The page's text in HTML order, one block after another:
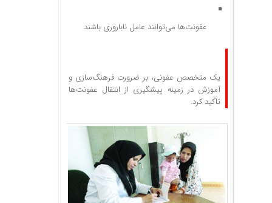
عفونت‌ها می‌توانند عامل ناباروری باشند
یک متخصص عفونی، بر ضرورت فرهنگ‌سازی و
آموزش در زمینه پیشگیری از انتقال عفونت‌ها
تأکید کرد.